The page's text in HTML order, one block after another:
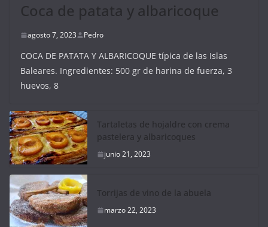
Coca de patata y albaricoque
agosto 7, 2023 Pedro
COCA DE PATATA Y ALBARICOQUE típica de las Islas
Baleares. Ingredientes: 500 gr de harina de fuerza, 3
huevos, 8
Tartaletas de hojaldre con crema
pastelera y albaricoques
junio 21, 2023
Torrijas de vino de la abuela
marzo 22, 2023